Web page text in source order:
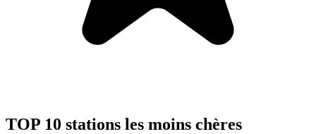
TOP 10 stations les moins chères